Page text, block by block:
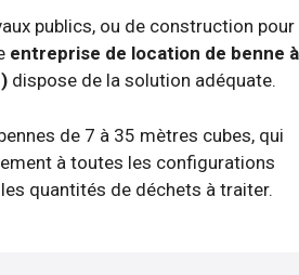
publics, ou de construction pour
entreprise de location de benne à
dispose de la solution adéquate.
de 7 à 35 mètres cubes, qui
à toutes les configurations
quantités de déchets à traiter.